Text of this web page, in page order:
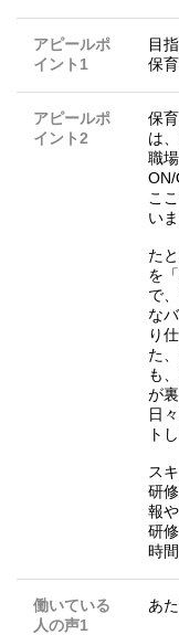
アピールポ
イント1
目
保
アピールポ
イント2
保
は
職
ON/
こ
いま
た
を
で
な
り
た
も
が
日
ト
ス
研
報
研
時
働いている
人の声1
あ